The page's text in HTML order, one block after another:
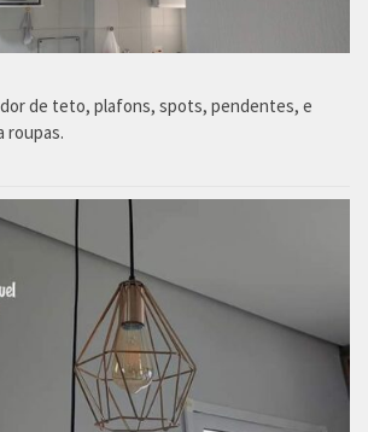
de teto, plafons, spots, pendentes, e
roupas.